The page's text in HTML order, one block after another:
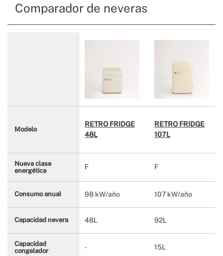
Comparador de neveras
Modelo
RETRO FRIDGE
48L
RETRO FRIDGE
107L
Nueva clase
energética
F F
Consumo anual 98 kW/año 107 kW/año
Capacidad nevera 48L 92L
Capacidad
congelador
- 15L